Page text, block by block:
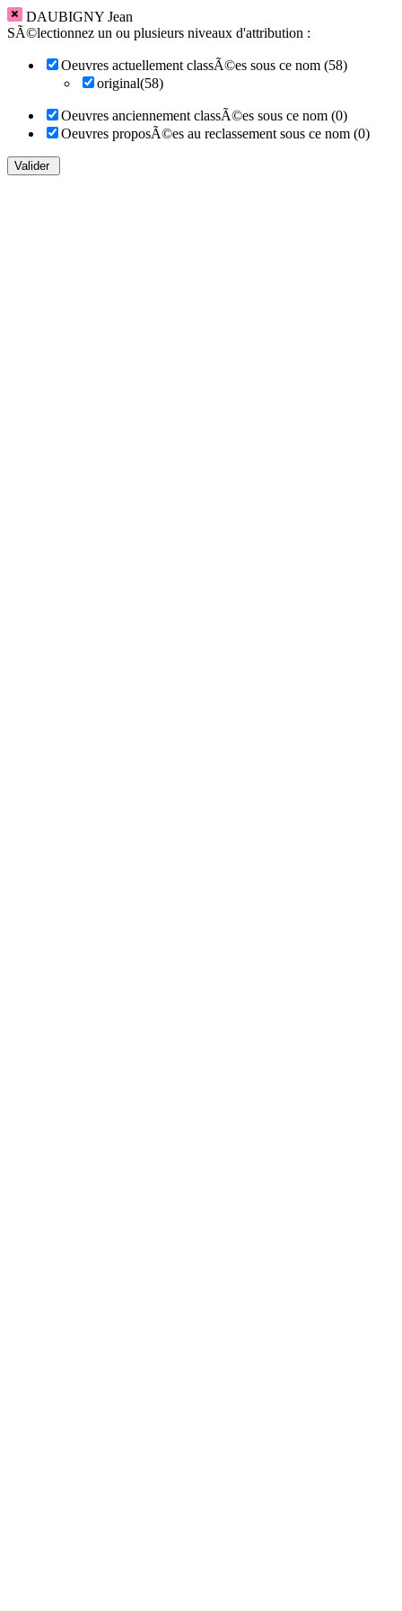
DAUBIGNY Jean
SÃ©lectionnez un ou plusieurs niveaux d'attribution :
Oeuvres actuellement classÃ©es sous ce nom (58)
original(58)
Oeuvres anciennement classÃ©es sous ce nom (0)
Oeuvres proposÃ©es au reclassement sous ce nom (0)
Valider